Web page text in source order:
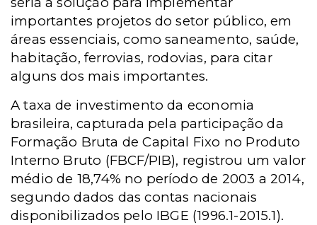
importantes projetos do setor público, em
áreas essenciais, como saneamento, saúde,
habitação, ferrovias, rodovias, para citar
alguns dos mais importantes.
A taxa de investimento da economia
brasileira, capturada pela participação da
Formação Bruta de Capital Fixo no Produto
Interno Bruto (FBCF/PIB), registrou um valor
médio de 18,74% no período de 2003 a 2014,
segundo dados das contas nacionais
disponibilizados pelo IBGE (1996.1-2015.1).